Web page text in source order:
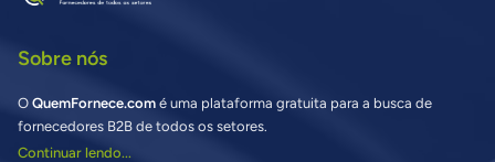
Sobre nós
O QuemFornece.com é uma plataforma gratuita para a busca de
fornecedores B2B de todos os setores.
Continuar lendo...